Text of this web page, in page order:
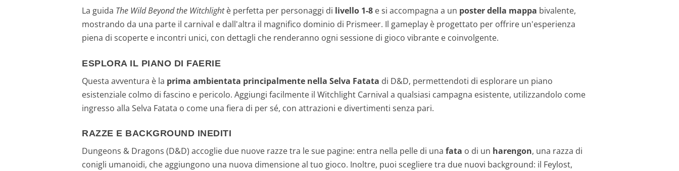
La guida The Wild Beyond the Witchlightè perfetta per personaggi di livello 1-8 e si accompagna a un poster della mappa bivalente,
mostrando da una parte il carnival e dall'altra il magnifico dominio di Prismeer. Il gameplay è progettato per offrire un'esperienza
piena di scoperte e incontri unici, con dettagli che renderanno ogni sessione di gioco vibrante e coinvolgente.
ESPLORA IL PIANO DI FAERIE
Questa avventura è la prima ambientata principalmente nella Selva Fatata di D&D, permettendoti di esplorare un piano
esistenziale colmo di fascino e pericolo. Aggiungi facilmente il Witchlight Carnival a qualsiasi campagna esistente, utilizzandolo come
ingresso alla Selva Fatata o come una fiera di per sé, con attrazioni e divertimenti senza pari.
RAZZE E BACKGROUND INEDITI
Dungeons & Dragons (D&D) accoglie due nuove razze tra le sue pagine: entra nella pelle di una fata o di un harengon, una razza di
conigli umanoidi, che aggiungono una nuova dimensione al tuo gioco. Inoltre, puoi scegliere tra due nuovi background: il Feylost,